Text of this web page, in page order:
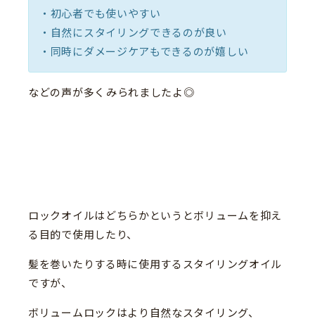
・初心者でも使いやすい
・自然にスタイリングできるのが良い
・同時にダメージケアもできるのが嬉しい
などの声が多くみられましたよ◎
ロックオイルはどちらかというとボリュームを抑え
る目的で使用したり、
髪を巻いたりする時に使用するスタイリングオイル
ですが、
ボリュームロックはより自然なスタイリング、